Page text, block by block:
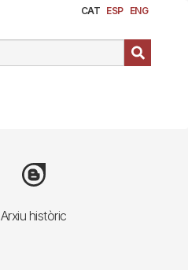
CAT ESP ENG
Arxiu històric
Image